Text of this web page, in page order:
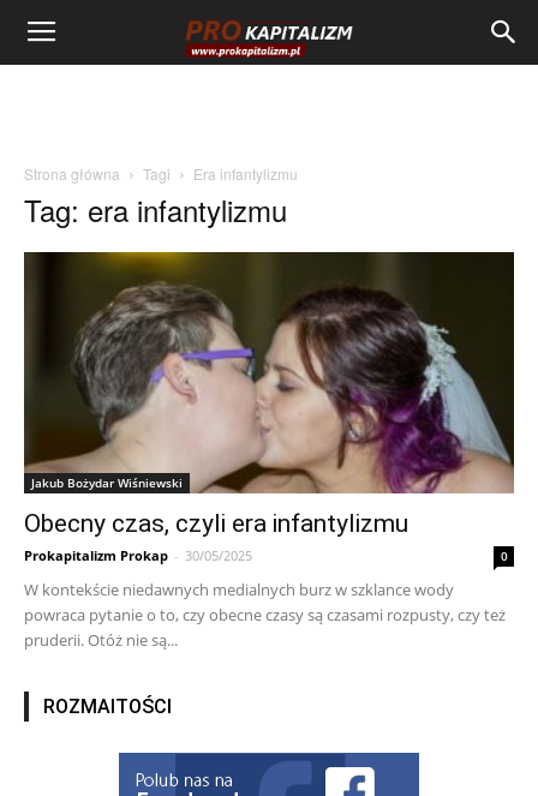
Strona główna Tagi Era infantylizmu
Tag: era infantylizmu
Jakub Bożydar Wiśniewski
Obecny czas, czyli era infantylizmu
Prokapitalizm Prokap - 30/05/2025 0
W kontekście niedawnych medialnych burz w szklance wody
powraca pytanie o to, czy obecne czasy są czasami rozpusty, czy też
pruderii. Otóż nie są...
ROZMAITOŚCI